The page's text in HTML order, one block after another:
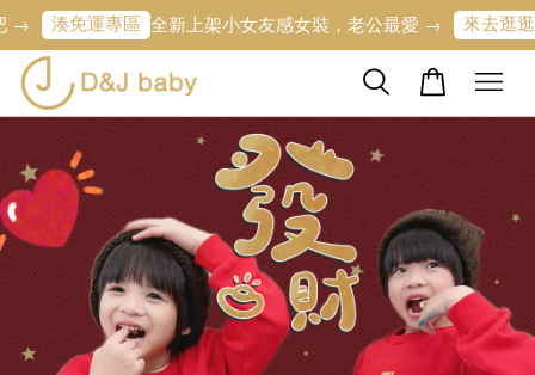
免運專區 全新上架小女友感女裝，老公最愛 → 來去逛逛 寶寶